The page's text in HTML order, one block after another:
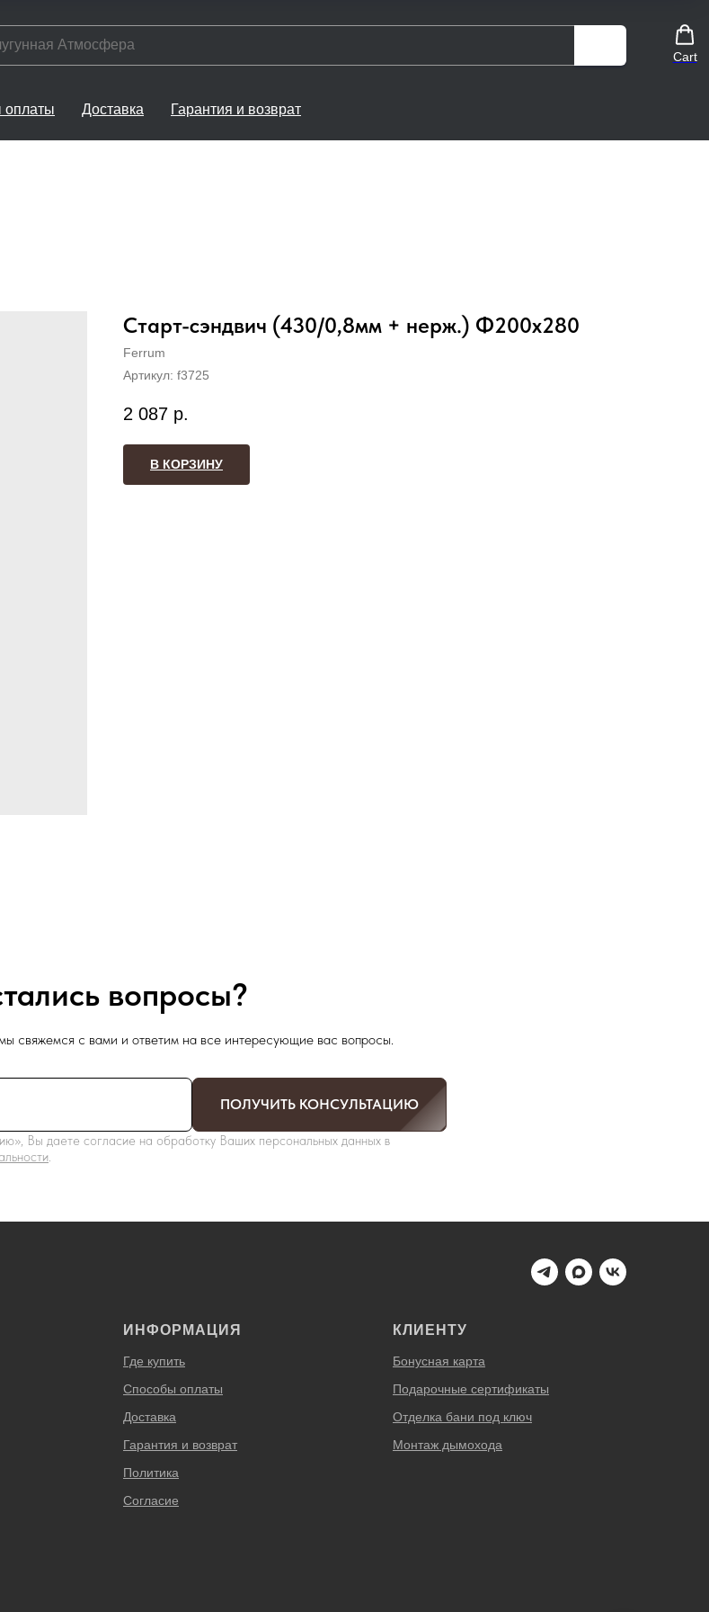
Cart
оплаты Доставка Гарантия и возврат
Старт-сэндвич (430/0,8мм + нерж.) Ф200х280
Ferrum
Артикул: f3725
2 087 р.
В КОРЗИНУ
вопросы?
свяжемся с вами и ответим на все интересующие вас вопросы.
Вы даете согласие на обработку Ваших персональных данных в
.
ПОЛУЧИТЬ КОНСУЛЬТАЦИЮ
ИНФОРМАЦИЯ
Где купить
Способы оплаты
Доставка
Гарантия и возврат
Политика
Согласие
КЛИЕНТУ
Бонусная карта
Подарочные сертификаты
Отделка бани под ключ
Монтаж дымохода